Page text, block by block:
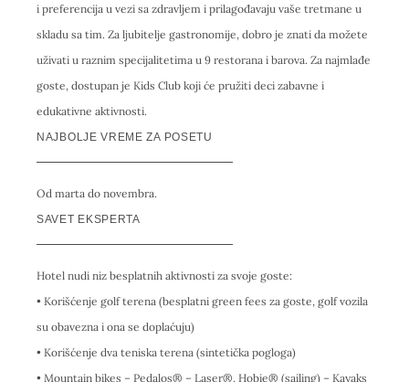
i preferencija u vezi sa zdravljem i prilagođavaju vaše tretmane u
skladu sa tim. Za ljubitelje gastronomije, dobro je znati da možete
uživati u raznim specijalitetima u 9 restorana i barova. Za najmlađe
goste, dostupan je Kids Club koji će pružiti deci zabavne i
edukativne aktivnosti.
NAJBOLJE VREME ZA POSETU
Od marta do novembra.
SAVET EKSPERTA
Hotel nudi niz besplatnih aktivnosti za svoje goste:
• Korišćenje golf terena (besplatni green fees za goste, golf vozila
su obavezna i ona se doplaćuju)
• Korišćenje dva teniska terena (sintetička pogloga)
• Mountain bikes – Pedalos® – Laser®, Hobie® (sailing) – Kayaks